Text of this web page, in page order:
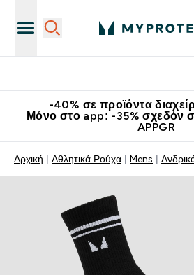
-40% σε προϊόντα
Μόνο στο app: -35% σχεδόν
APPGR
Αρχική Αθλητικά Ρούχα Mens